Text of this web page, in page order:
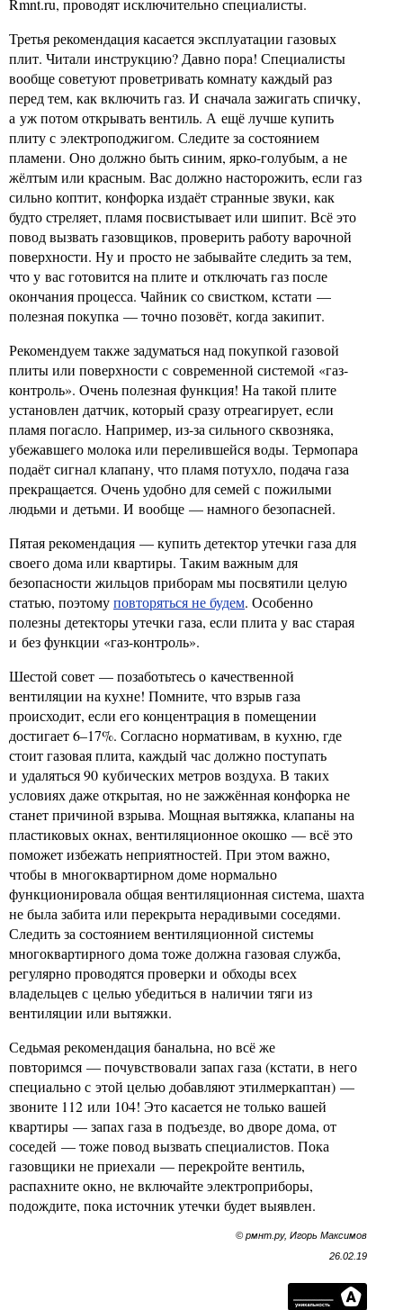
Rmnt.ru, проводят исключительно специалисты.
Третья рекомендация касается эксплуатации газовых
плит. Читали инструкцию? Давно пора! Специалисты
вообще советуют проветривать комнату каждый раз
перед тем, как включить газ. И сначала зажигать спичку,
а уж потом открывать вентиль. А ещё лучше купить
плиту с электроподжигом. Следите за состоянием
пламени. Оно должно быть синим, ярко-голубым, а не
жёлтым или красным. Вас должно насторожить, если газ
сильно коптит, конфорка издаёт странные звуки, как
будто стреляет, пламя посвистывает или шипит. Всё это
повод вызвать газовщиков, проверить работу варочной
поверхности. Ну и просто не забывайте следить за тем,
что у вас готовится на плите и отключать газ после
окончания процесса. Чайник со свистком, кстати —
полезная покупка — точно позовёт, когда закипит.
Рекомендуем также задуматься над покупкой газовой
плиты или поверхности с современной системой «газ-
контроль». Очень полезная функция! На такой плите
установлен датчик, который сразу отреагирует, если
пламя погасло. Например, из-за сильного сквозняка,
убежавшего молока или перелившейся воды. Термопара
подаёт сигнал клапану, что пламя потухло, подача газа
прекращается. Очень удобно для семей с пожилыми
людьми и детьми. И вообще — намного безопасней.
Пятая рекомендация — купить детектор утечки газа для
своего дома или квартиры. Таким важным для
безопасности жильцов приборам мы посвятили целую
статью, поэтомуповторяться не будем. Особенно
полезны детекторы утечки газа, если плита у вас старая
и без функции «газ-контроль».
Шестой совет — позаботьтесь о качественной
вентиляции на кухне! Помните, что взрыв газа
происходит, если его концентрация в помещении
достигает 6–17%. Согласно нормативам, в кухню, где
стоит газовая плита, каждый час должно поступать
и удаляться 90 кубических метров воздуха. В таких
условиях даже открытая, но не зажжённая конфорка не
станет причиной взрыва. Мощная вытяжка, клапаны на
пластиковых окнах, вентиляционное окошко — всё это
поможет избежать неприятностей. При этом важно,
чтобы в многоквартирном доме нормально
функционировала общая вентиляционная система, шахта
не была забита или перекрыта нерадивыми соседями.
Следить за состоянием вентиляционной системы
многоквартирного дома тоже должна газовая служба,
регулярно проводятся проверки и обходы всех
владельцев с целью убедиться в наличии тяги из
вентиляции или вытяжки.
Седьмая рекомендация банальна, но всё же
повторимся — почувствовали запах газа (кстати, в него
специально с этой целью добавляют этилмеркаптан) —
звоните 112 или 104! Это касается не только вашей
квартиры — запах газа в подъезде, во дворе дома, от
соседей — тоже повод вызвать специалистов. Пока
газовщики не приехали — перекройте вентиль,
распахните окно, не включайте электроприборы,
подождите, пока источник утечки будет выявлен.
© рмнт.ру, Игорь Максимов
26.02.19